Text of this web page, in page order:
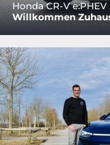
Honda CR-V
Willkommen